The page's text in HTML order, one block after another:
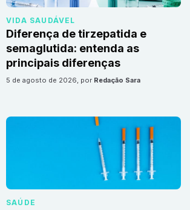
VIDA SAUDÁVEL
Diferença de tirzepatida e
semaglutida: entenda as
principais diferenças
5 de agosto de 2026, por Redação Sara
SAÚDE